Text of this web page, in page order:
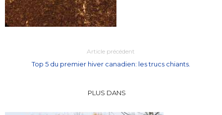
Article précédent
Top 5 du premier hiver canadien: les trucs chiants.
PLUS DANS